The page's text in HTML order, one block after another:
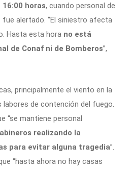
horas, cuando personal de
fue alertado. “El siniestro afecta
Hasta esta hora no está
de Conaf ni de Bomberos”,
principalmente el viento en la
de contención del fuego.
“se mantiene personal
realizando la
para evitar alguna tragedia”.
“hasta ahora no hay casas